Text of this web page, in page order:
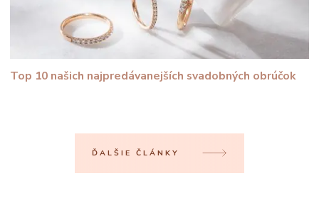
Top 10 našich najpredávanejších svadobných obrúčok
ĎALŠIE ČLÁNKY